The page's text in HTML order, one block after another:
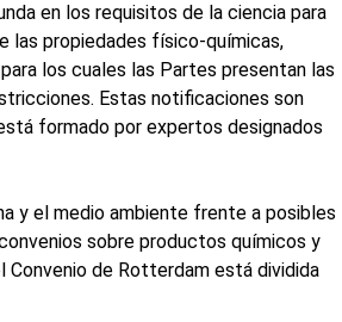
en los requisitos de la ciencia para
las propiedades físico-químicas,
los cuales las Partes presentan las
Estas notificaciones son
formado por expertos designados
y el medio ambiente frente a posibles
sobre productos químicos y
Convenio de Rotterdam está dividida